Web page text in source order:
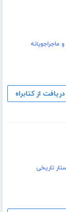
ماجراجویانه
دریافت از کتابراه
تاریخی